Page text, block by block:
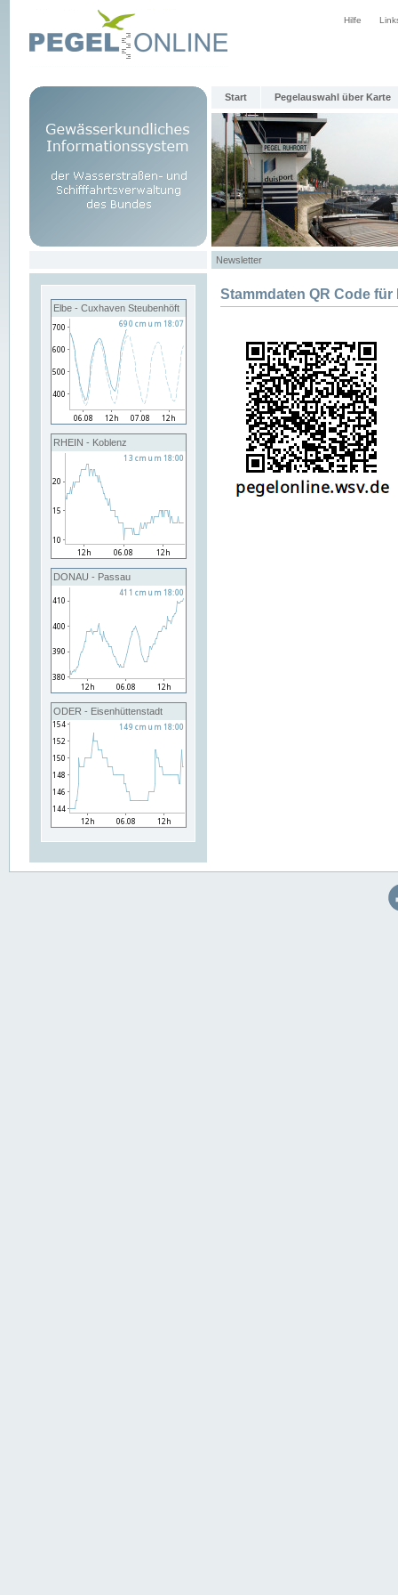
Hilfe
Start Pegelauswahl über Karte
Newsletter
Elbe - Cuxhaven Steubenhöft
RHEIN - Koblenz
DONAU - Passau
ODER - Eisenhüttenstadt
Stammdaten QR Code für